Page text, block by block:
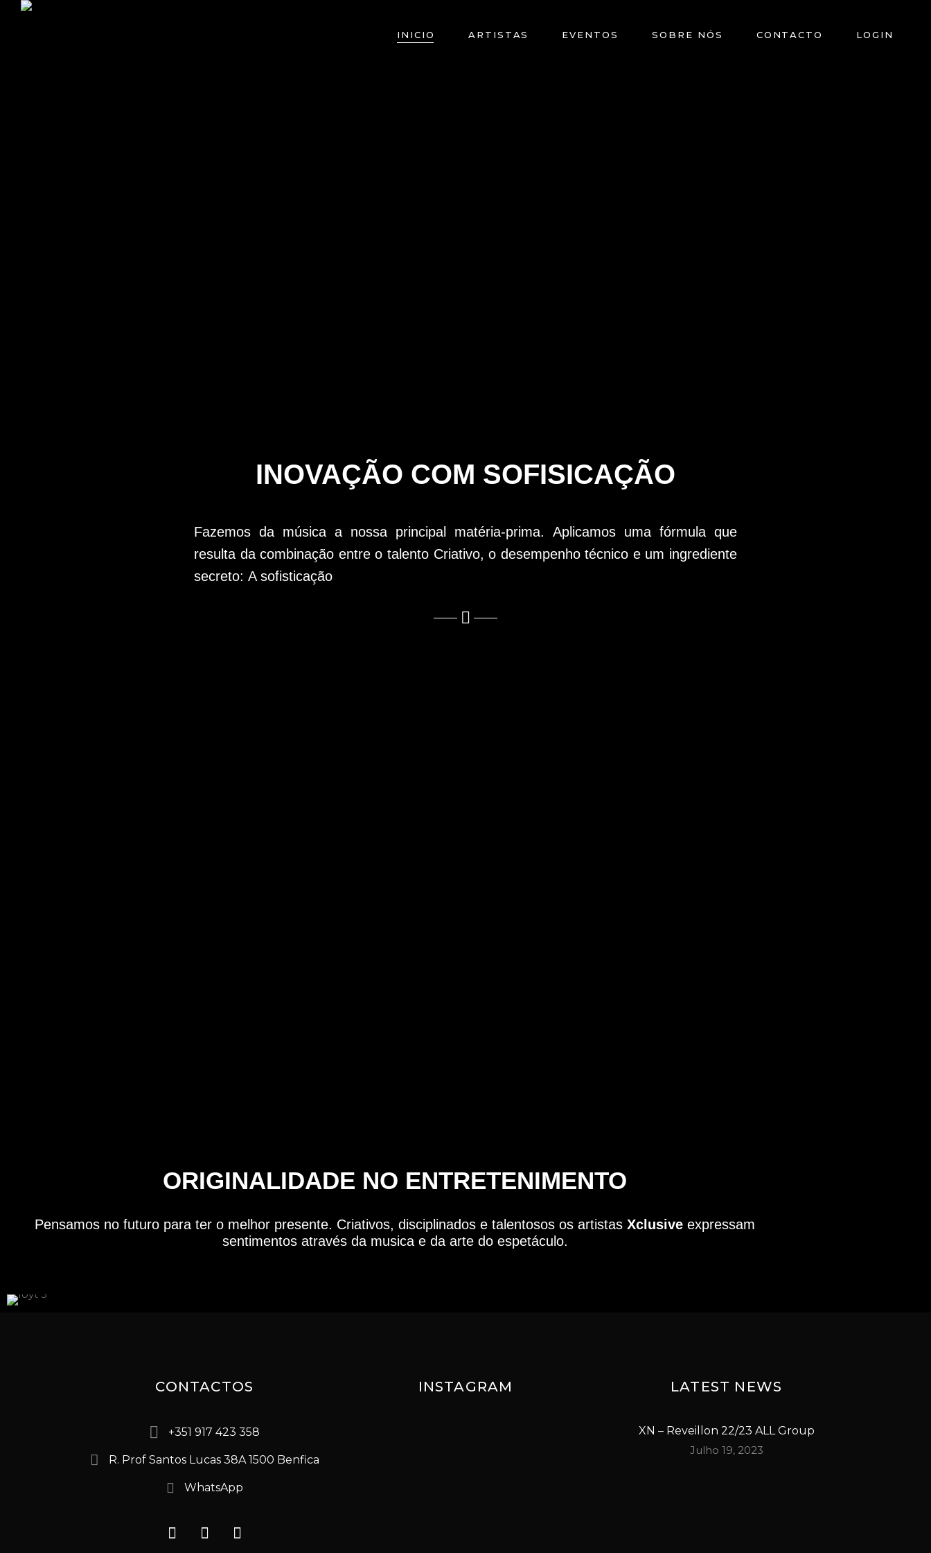
INICIO ARTISTAS EVENTOS SOBRE NÓS CONTACTO LOGIN
INOVAÇÃO COM SOFISICAÇÃO
Fazemos da música a nossa principal matéria-prima. Aplicamos uma fórmula que
resulta da combinação entre o talento Criativo, o desempenho técnico e um ingrediente
secreto: A sofisticação
ORIGINALIDADE NO ENTRETENIMENTO
Pensamos no futuro para ter o melhor presente. Criativos, disciplinados e talentosos os artistas Xclusive expressam
sentimentos através da musica e da arte do espetáculo.
CONTACTOS
+351 917 423 358
R. Prof Santos Lucas 38A 1500 Benfica
WhatsApp
INSTAGRAM LATEST NEWS
XN – Reveillon 22/23 ALL Group
Julho 19, 2023